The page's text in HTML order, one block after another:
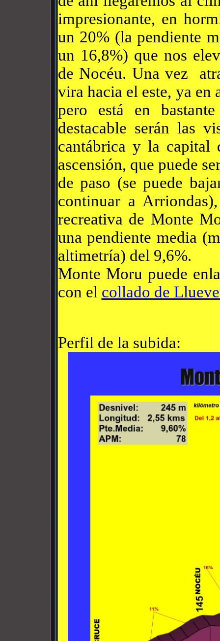
impresionante, en
un 20% (la pendiente
un 16,8%) que nos
de Nocéu. Una vez
vira hacia el este, ya en
pero está en
destacable serán las
cantábrica y la capital
ascensión, que puede
de paso (se puede
continuar a
recreativa de Monte
una pendiente media
altimetría) del 9,6%.
Monte Moru puede
con el collado de
Perfil de la subida: